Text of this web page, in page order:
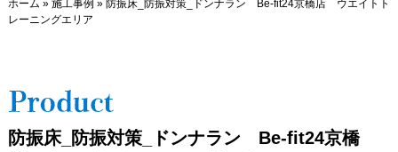
ホーム » 施工事例 » 防振床_防振対策_ドンナラン Be-fit24京橋店 ウエイトト
レーニングエリア
防振床_防振対策_ドンナラン Be-fit24京橋